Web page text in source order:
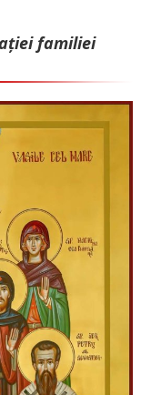
familiei